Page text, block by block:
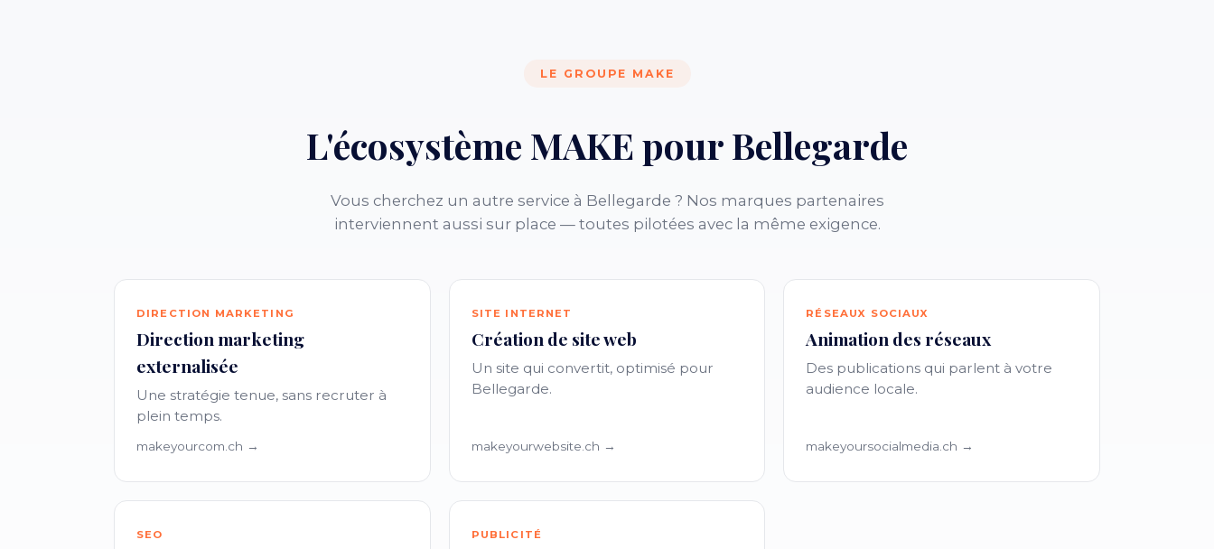
LE GROUPE MAKE
L'écosystème MAKE pour Bellegarde
Vous cherchez un autre service à Bellegarde ? Nos marques partenaires
interviennent aussi sur place — toutes pilotées avec la même exigence.
DIRECTION MARKETING
Direction marketing
externalisée
Une stratégie tenue, sans recruter à
plein temps.
makeyourcom.ch →
SITE INTERNET
Création de site web
Un site qui convertit, optimisé pour
Bellegarde.
makeyourwebsite.ch →
RÉSEAUX SOCIAUX
Animation des réseaux
Des publications qui parlent à votre
audience locale.
makeyoursocialmedia.ch →
SEO PUBLICITÉ